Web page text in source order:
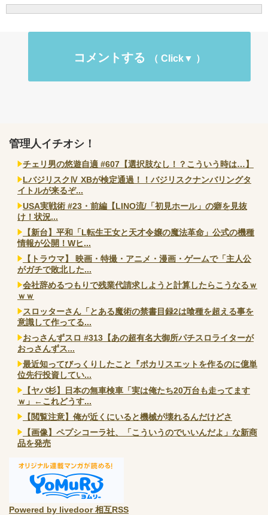
コメントする
管理人イチオシ！
チェリ男の悠遊自適 #607【選択肢なし！？こういう時は…】
LバジリスクⅣ XBが検定通過！！バジリスクナンバリングタ
イトルが来るぞ...
USA実戦術 #23・前編【LINO流/「初見ホール」の癖を見抜
け！状況...
【新台】平和「L転生王女と天才令嬢の魔法革命」公式の機種
情報が公開！Wヒ...
【トラウマ】 映画・特撮・アニメ・漫画・ゲームで「主人公
がガチで敗北した...
会社辞めるつもりで残業代請求しようと計算したらこうなるｗ
ｗｗ
スロッターさん「とある魔術の禁書目録2は喰種を超える事を
意識して作ってる...
おっさんずスロ #313【あの超有名大御所パチスロライターが
おっさんずス...
最近知ってびっくりしたこと『ポカリスエットを作るのに億単
位先行投資してい...
【ヤバ杉】日本の無車検車「実は俺たち20万台も走ってます
ｗ」←これどうす...
【閲覧注意】俺が近くにいると機械が壊れるんだけどさ
【画像】ペプシコーラ社、「こういうのでいいんだよ」な新商
品を発売
Powered by livedoor 相互RSS